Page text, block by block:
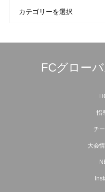
カテゴリーを選択
FCグロー
指
チ
大会